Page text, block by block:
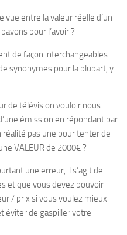
entre la valeur réelle d’un
pour l’avoir ?
de façon interchangeables
synonymes pour la plupart, y
de télévision vouloir nous
émission en répondant par
réalité pas une pour tenter de
VALEURde 2000€ ?
une erreur, il s’agit de
et que vous devez pouvoir
/ prix si vous voulez mieux
éviter de gaspiller votre